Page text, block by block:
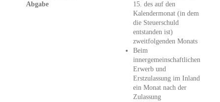
Abgabe
15. des auf den
Kalendermonat (in dem
die Steuerschuld
entstanden ist)
zweitfolgenden Monats
Beim
innergemeinschaftlichen
Erwerb und
Erstzulassung im Inland
ein Monat nach der
Zulassung